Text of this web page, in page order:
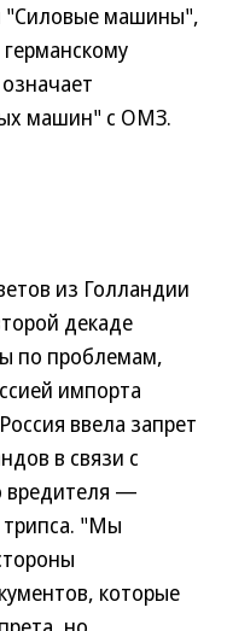
"Силовые машины",
машин" с ОМЗ.
из Голландии
декаде
по проблемам,
импорта
ввела запрет
в связи с
вредителя —
трипса. "Мы
которые